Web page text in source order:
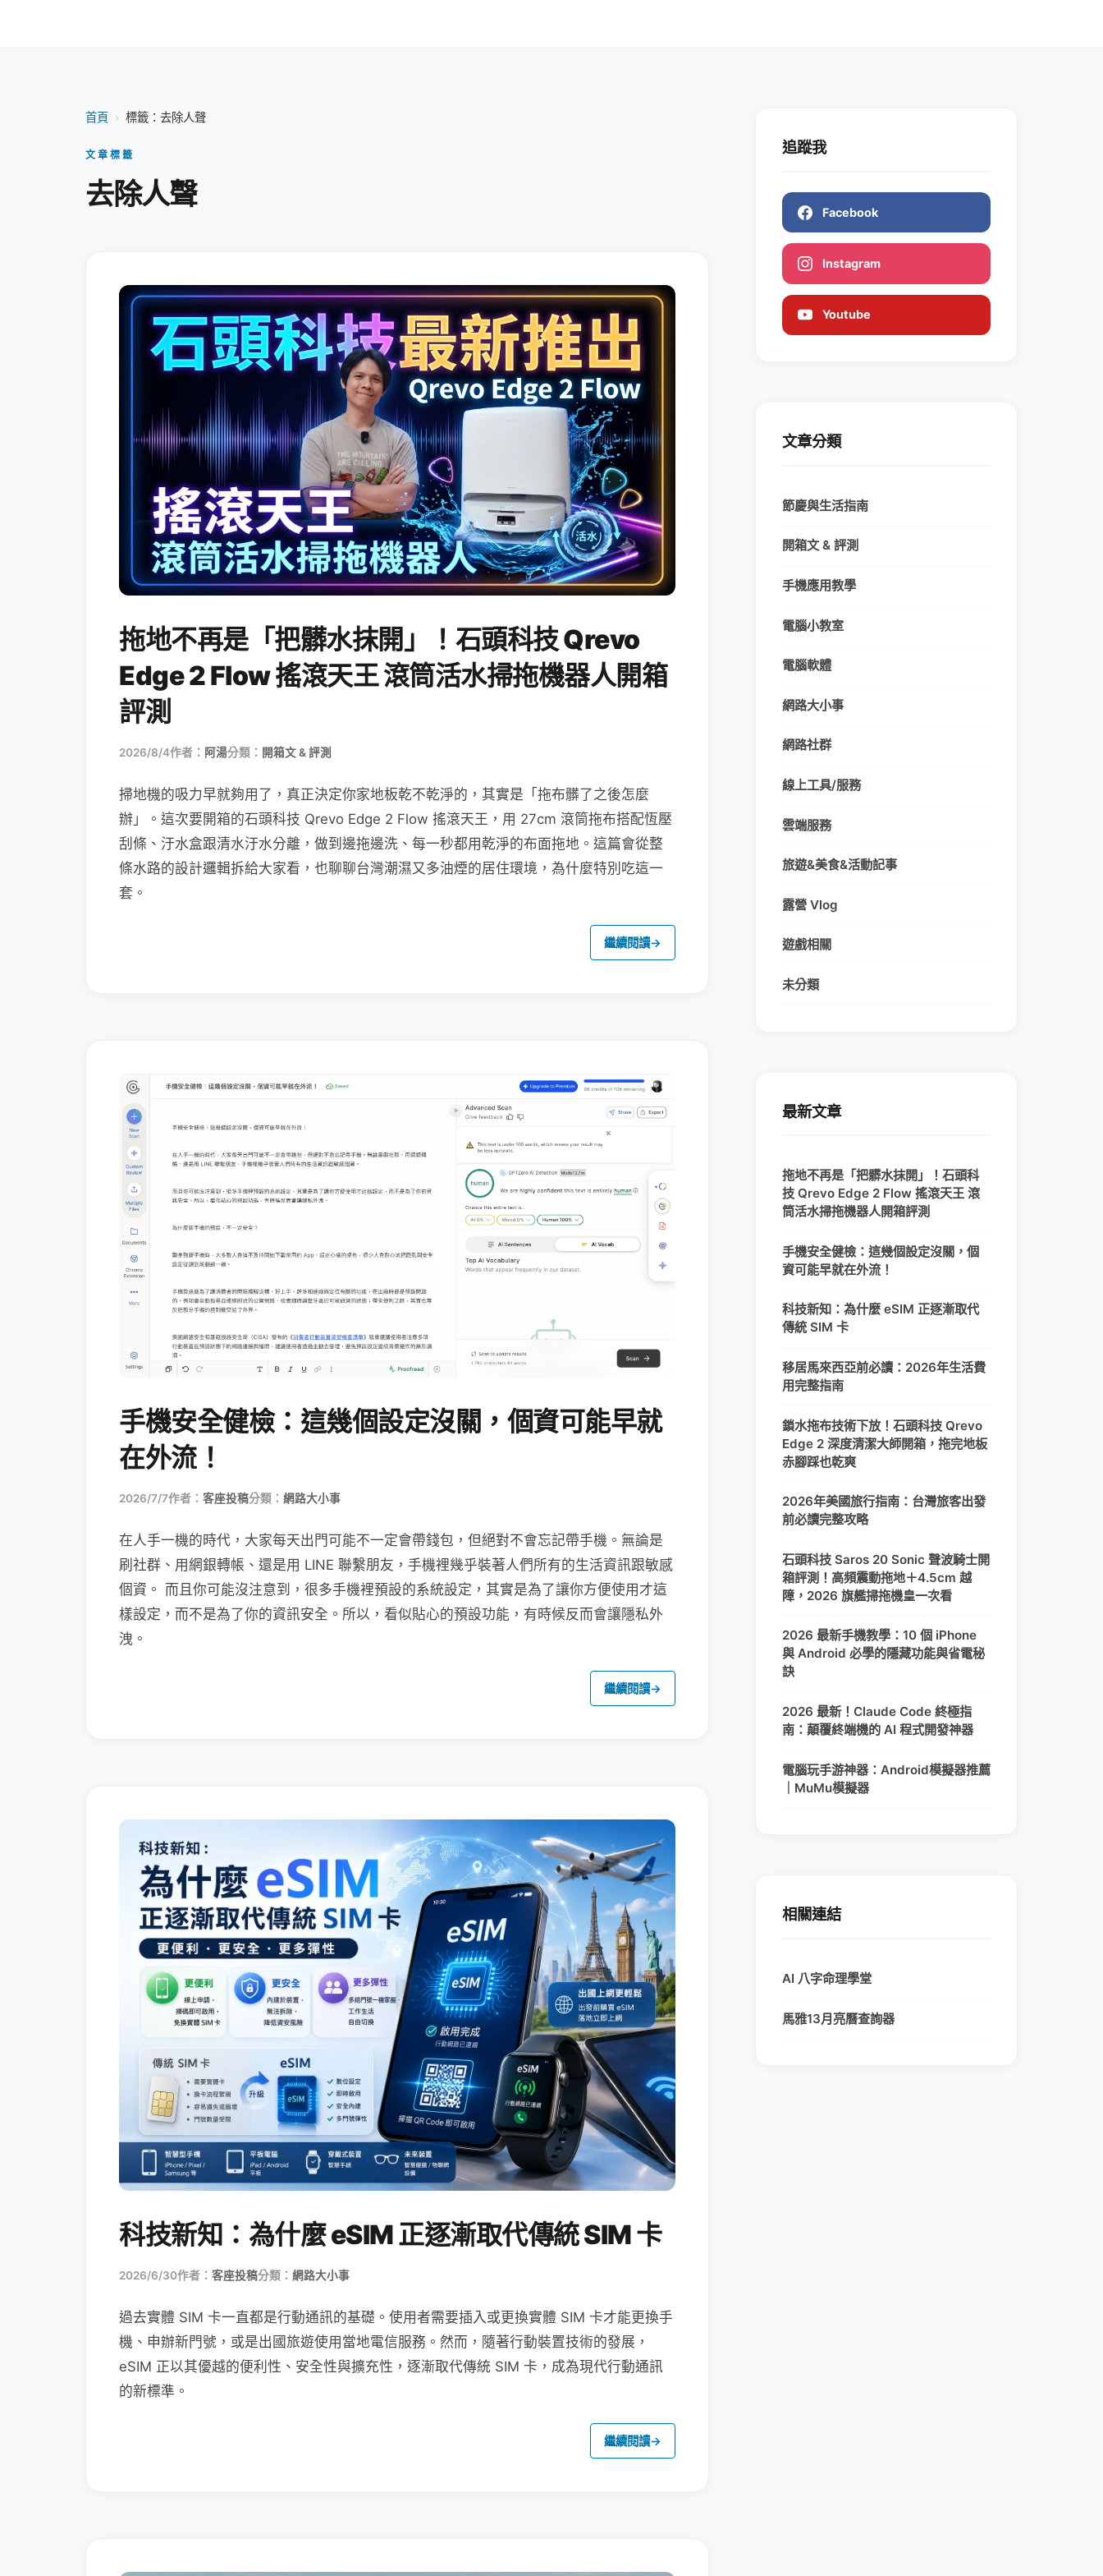
首頁 › 標籤：去除人聲
文章標籤
去除人聲
拖地不再是「把髒水抹開」！石頭科技 Qrevo
Edge 2 Flow 搖滾天王 滾筒活水掃拖機器人開箱
評測
2026/8/4作者： 阿湯分類： 開箱文 & 評測
掃地機的吸力早就夠用了，真正決定你家地板乾不乾淨的，其實是「拖布髒了之後怎麼
辦」。這次要開箱的石頭科技 Qrevo Edge 2 Flow 搖滾天王，用 27cm 滾筒拖布搭配恆壓
刮條、汙水盒跟清水汙水分離，做到邊拖邊洗、每一秒都用乾淨的布面拖地。這篇會從整
條水路的設計邏輯拆給大家看，也聊聊台灣潮濕又多油煙的居住環境，為什麼特別吃這一
套。
繼續閱讀→
手機安全健檢：這幾個設定沒關，個資可能早就
在外流！
2026/7/7作者： 客座投稿分類： 網路大小事
在人手一機的時代，大家每天出門可能不一定會帶錢包，但絕對不會忘記帶手機。無論是
刷社群、用網銀轉帳、還是用 LINE 聯繫朋友，手機裡幾乎裝著人們所有的生活資訊跟敏感
個資。 而且你可能沒注意到，很多手機裡預設的系統設定，其實是為了讓你方便使用才這
樣設定，而不是為了你的資訊安全。所以，看似貼心的預設功能，有時候反而會讓隱私外
洩。
繼續閱讀→
科技新知：為什麼 eSIM 正逐漸取代傳統 SIM 卡
2026/6/30作者： 客座投稿分類： 網路大小事
過去實體 SIM 卡一直都是行動通訊的基礎。使用者需要插入或更換實體 SIM 卡才能更換手
機、申辦新門號，或是出國旅遊使用當地電信服務。然而，隨著行動裝置技術的發展，
eSIM 正以其優越的便利性、安全性與擴充性，逐漸取代傳統 SIM 卡，成為現代行動通訊
的新標準。
繼續閱讀→
追蹤我
Facebook
Instagram
Youtube
文章分類
節慶與生活指南
開箱文 & 評測
手機應用教學
電腦小教室
電腦軟體
網路大小事
網路社群
線上工具/服務
雲端服務
旅遊&美食&活動記事
露營 Vlog
遊戲相關
未分類
最新文章
拖地不再是「把髒水抹開」！石頭科
技 Qrevo Edge 2 Flow 搖滾天王 滾
筒活水掃拖機器人開箱評測
手機安全健檢：這幾個設定沒關，個
資可能早就在外流！
科技新知：為什麼 eSIM 正逐漸取代
傳統 SIM 卡
移居馬來西亞前必讀：2026年生活費
用完整指南
鎖水拖布技術下放！石頭科技 Qrevo
Edge 2 深度清潔大師開箱，拖完地板
赤腳踩也乾爽
2026年美國旅行指南：台灣旅客出發
前必讀完整攻略
石頭科技 Saros 20 Sonic 聲波騎士開
箱評測！高頻震動拖地＋4.5cm 越
障，2026 旗艦掃拖機皇一次看
2026 最新手機教學：10 個 iPhone
與 Android 必學的隱藏功能與省電秘
訣
2026 最新！Claude Code 終極指
南：顛覆終端機的 AI 程式開發神器
電腦玩手游神器：Android模擬器推薦
｜MuMu模擬器
相關連結
AI 八字命理學堂
馬雅13月亮曆查詢器